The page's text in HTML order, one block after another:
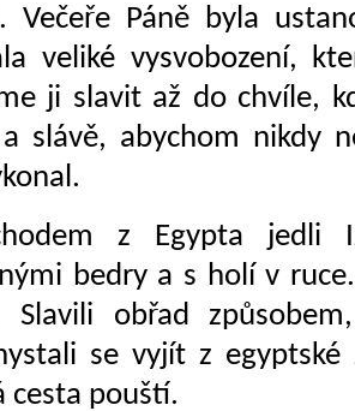
Ve­čeře Páně byla
veliké vysvobození,
ji slavit až do chvíle,
slávě, abychom ni­kdy
z Egypta jedli
bedry a s holí v
Slavili obřad
se vyjít z
cesta pouští.